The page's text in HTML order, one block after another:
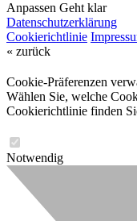
Anpassen Geht klar
Datenschutzerklärung
Cookierichtlinie
« zurück
Cookie-Präferenzen
Wählen Sie, welche
Cookierichtlinie finden
Notwendig